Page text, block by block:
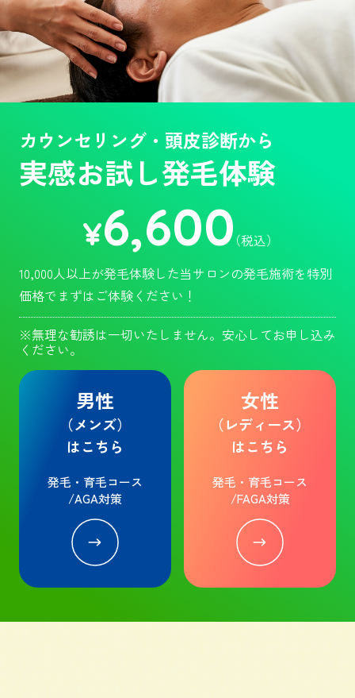
カウンセリング・頭皮診断から
実感お試し発毛体験
¥6,600（税込）
10,000人以上が発毛体験した当サロンの発毛施術を特別
価格でまずはご体験ください！
※無理な勧誘は一切いたしません。安心してお申し込み
ください。
男性
（メンズ）
はこちら
発毛・育毛コース
/AGA対策
女性
（レディース）
はこちら
発毛・育毛コース
/FAGA対策